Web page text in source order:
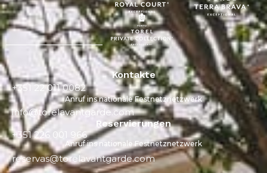
Kontakte
+351 22 011 0082
Anruf ins nationale Festnetznetzwerk
info@torelavantgarde.com
Reservierungen
+351 226 001 966
Anruf ins nationale Festnetznetzwerk
reservas@torelavantgarde.com